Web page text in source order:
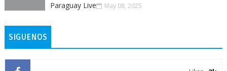
Paraguay Live May 08, 2025
SIGUENOS